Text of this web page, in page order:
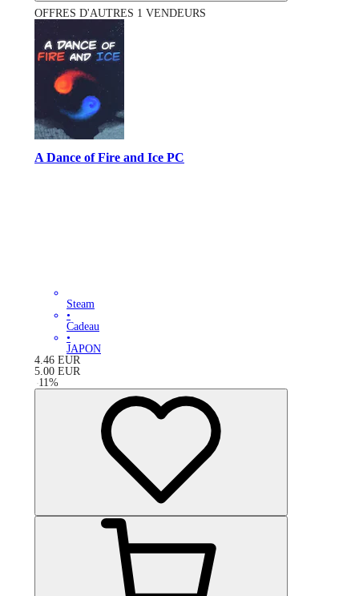
OFFRES D'AUTRES 1 VENDEURS
A Dance of Fire and Ice PC
Steam
•
Cadeau
•
JAPON
4.46 EUR
5.00 EUR
-11%